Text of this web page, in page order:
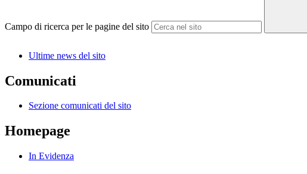
Campo di ricerca per le pagine del sito
Ultime news del sito
Comunicati
Sezione comunicati del sito
Homepage
In Evidenza